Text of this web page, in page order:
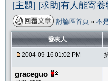
[主題] [求助]有人能寄養
討論區首頁 » 不
發表人
2004-09-16 01:02 PM
graceguo